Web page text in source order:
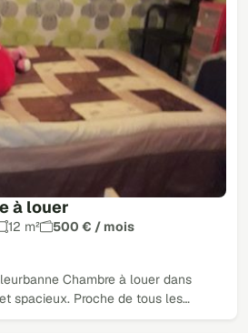
à louer
12 m²
500 € / mois
Chambre à louer dans
spacieux. Proche de tous les…